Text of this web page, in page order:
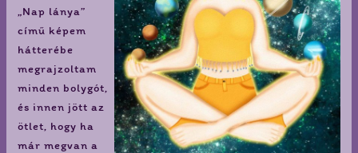
„Nap lánya”
című képem
hátterébe
megrajzoltam
minden bolygót,
és innen jött az
ötlet, hogy ha
már megvan a